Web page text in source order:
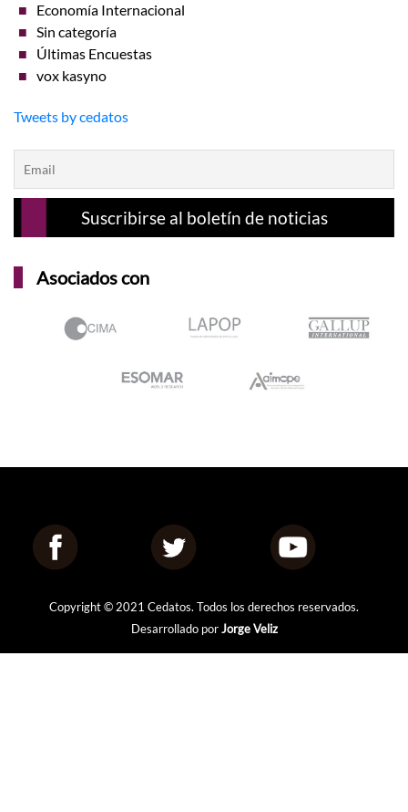
Economía Internacional
Sin categoría
Últimas Encuestas
vox kasyno
Tweets by cedatos
Asociados con
Copyright © 2021 Cedatos. Todos los derechos reservados.
Desarrollado porJorge Veliz